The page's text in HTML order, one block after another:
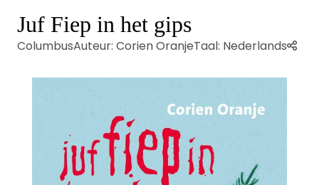
Juf Fiep in het gips
ColumbusAuteur: Corien OranjeTaal: Nederlands